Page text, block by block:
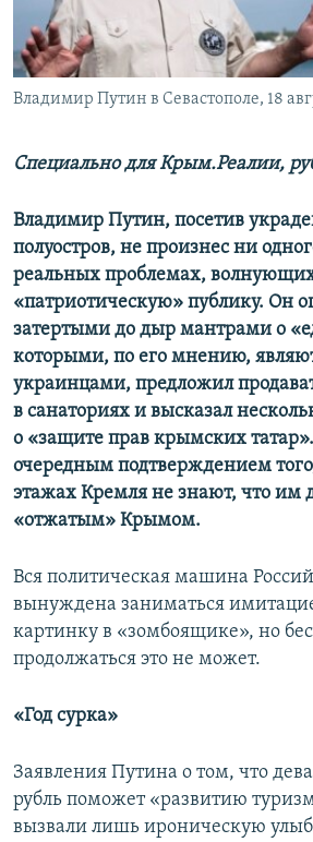
ПОБЕДИТЕЛЕЙ НЕ СУДЯТ?
КРЫМ.НЕПОКОРЕННЫЙ
ELIFBE
ПРИСОЕДИНЯЙТЕСЬ!
Все сайты RFE/RL
Владимир Путин в Севастополе, 18
Специально для Крым.Реалии,
Владимир Путин, посетив
полуостров, не произнес ни
реальных проблемах,
«патриотическую» публику. Он
затертыми до дыр мантрами о
которыми, по его мнению,
украинцами, предложил
в санаториях и высказал
о «защите прав крымских татар».
очередным подтверждением
этажах Кремля не знают, что им
«отжатым» Крымом.
Вся политическая машина
вынуждена заниматься
картинку в «зомбоящике», но
продолжаться это не может.
«Год сурка»
Заявления Путина о том, что
рубль поможет «развитию
вызвали лишь ироническую